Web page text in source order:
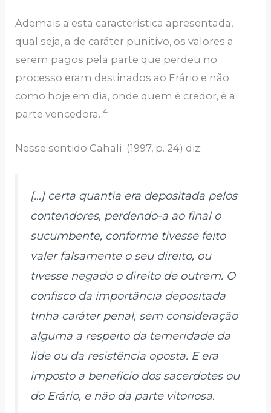
Ademais a esta característica apresentada,
qual seja, a de caráter punitivo, os valores a
serem pagos pela parte que perdeu no
processo eram destinados ao Erário e não
como hoje em dia, onde quem é credor, é a
parte vencedora.14
Nesse sentido Cahali (1997, p. 24) diz:
[…] certa quantia era depositada pelos
contendores, perdendo-a ao final o
sucumbente, conforme tivesse feito
valer falsamente o seu direito, ou
tivesse negado o direito de outrem. O
confisco da importância depositada
tinha caráter penal, sem consideração
alguma a respeito da temeridade da
lide ou da resistência oposta. E era
imposto a benefício dos sacerdotes ou
do Erário, e não da parte vitoriosa.